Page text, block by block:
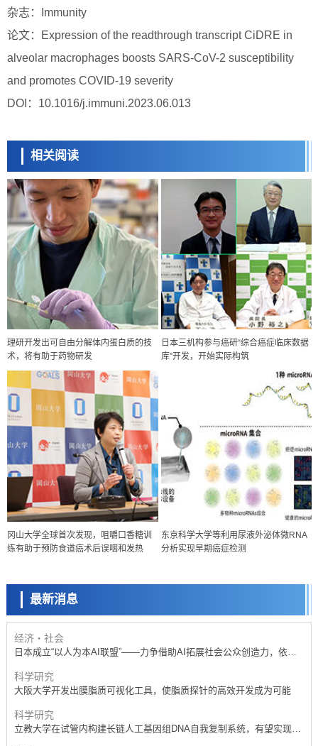
杂志：Immunity
论文：Expression of the readthrough transcript CiDRE in
alveolar macrophages boosts SARS-CoV-2 susceptibility
and promotes COVID-19 severity
DOI：10.1016/j.immuni.2023.06.013
相关阅读
理研开发出可自由分解体内蛋白质的技
术，将有助于药物研发
日本三机构参与癌研“综合癌症临床数据
库”开发，开始实际构筑
冈山大学全球首次发现，咀嚼口香糖训
练有助于预防食道癌术后误咽和发热
东京科学大学等利用尿液外泌体微RNA
分析实现早期癌症检测
最新消息
政策
日本科研费增设国际共同研究强化新类别，促进青年研究人员赴海外开
展研究
科学研究
开发出300亿年仅误差1秒的光晶格钟，构建网络将其打造为下一代社会
基础设施
经济・社会
日本成立“以人为本AI联盟”——力争借助AI拓展社会公众创造力，依托
科学研究
大阪大学开发出膜脂质可视化工具，使脂质探针的高效开发成为可能
科学研究
立教大学在试管内构建长链人工基因组DNA自我复制系统，有望实现携